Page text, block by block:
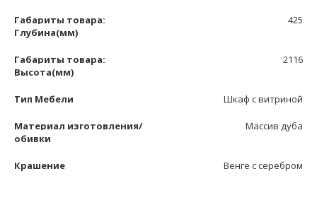
Габариты товара:
Глубина(мм)
425
Габариты товара:
Высота(мм)
2116
Тип Мебели Шкаф с витриной
Материал изготовления/
обивки
Массив дуба
Крашение Венге с серебром